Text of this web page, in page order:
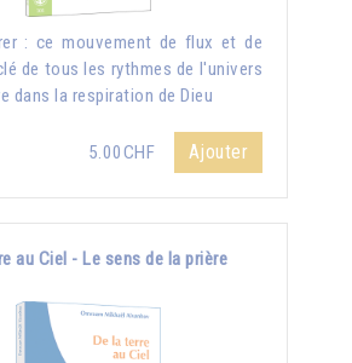
: ce mouvement de flux et de
de tous les rythmes de l'univers
dans la respiration de Dieu
5.00CHF Ajouter
au Ciel - Le sens de la prière